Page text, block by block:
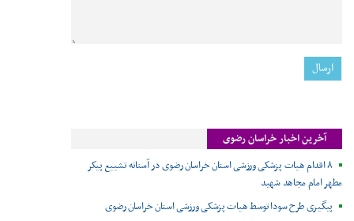
آخرین اخبار خراسان رضوی
۸ اقدام هیات پزشکی ورزشی استان خراسان رضوی در آستانه تشییع پیکر
مطهر امام مجاهد شهید
پیگیری طرح سودا توسط هیات پزشکی ورزشی استان خراسان رضوی